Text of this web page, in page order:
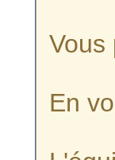
Vous
En